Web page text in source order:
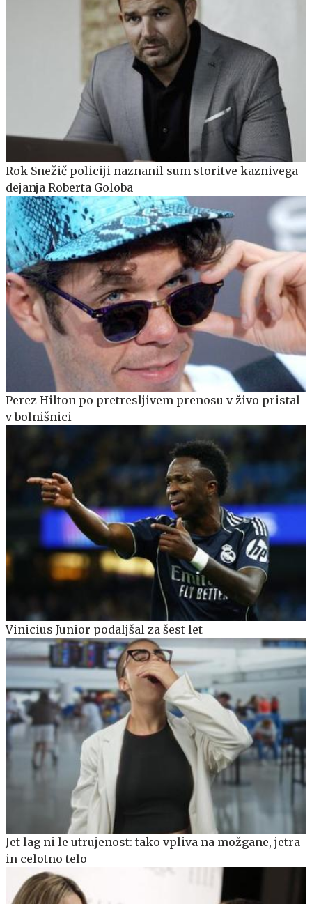
Rok Snežič policiji naznanil sum storitve kaznivega
dejanja Roberta Goloba
Perez Hilton po pretresljivem prenosu v živo pristal
v bolnišnici
Vinicius Junior podaljšal za šest let
Jet lag ni le utrujenost: tako vpliva na možgane, jetra
in celotno telo